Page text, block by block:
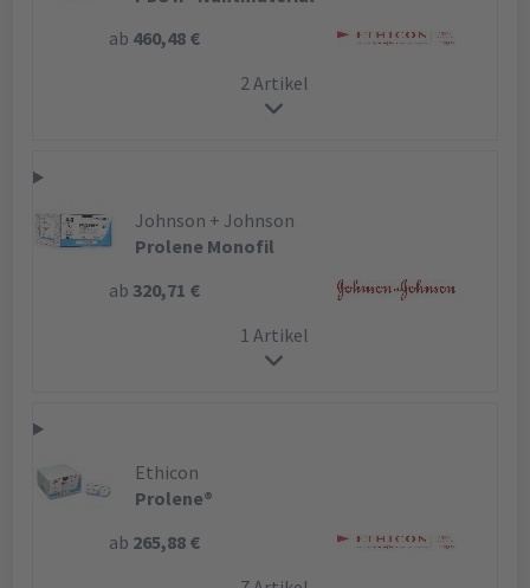
ab 460,48 €
2 Artikel
Johnson + Johnson
Prolene Monofil
ab 320,71 €
1 Artikel
Ethicon
Prolene®
ab 265,88 €